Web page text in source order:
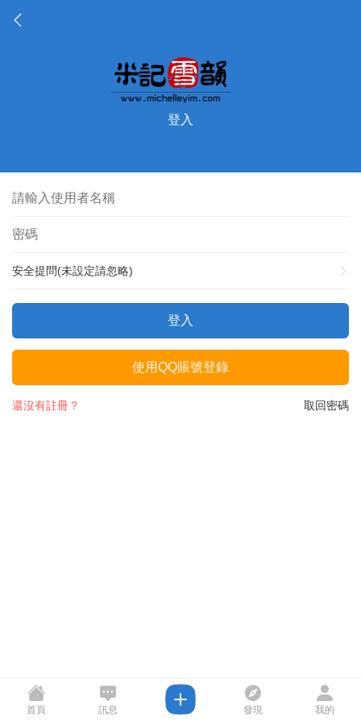
登入
安全提問(未設定請忽略)
登入
使用QQ賬號登錄
取回密碼
還沒有註冊？
首頁 訊息 發現 我的